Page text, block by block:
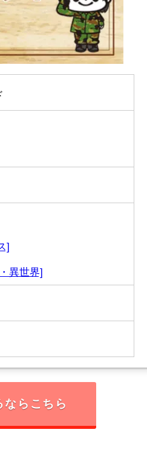
]
異世界]
らこちら